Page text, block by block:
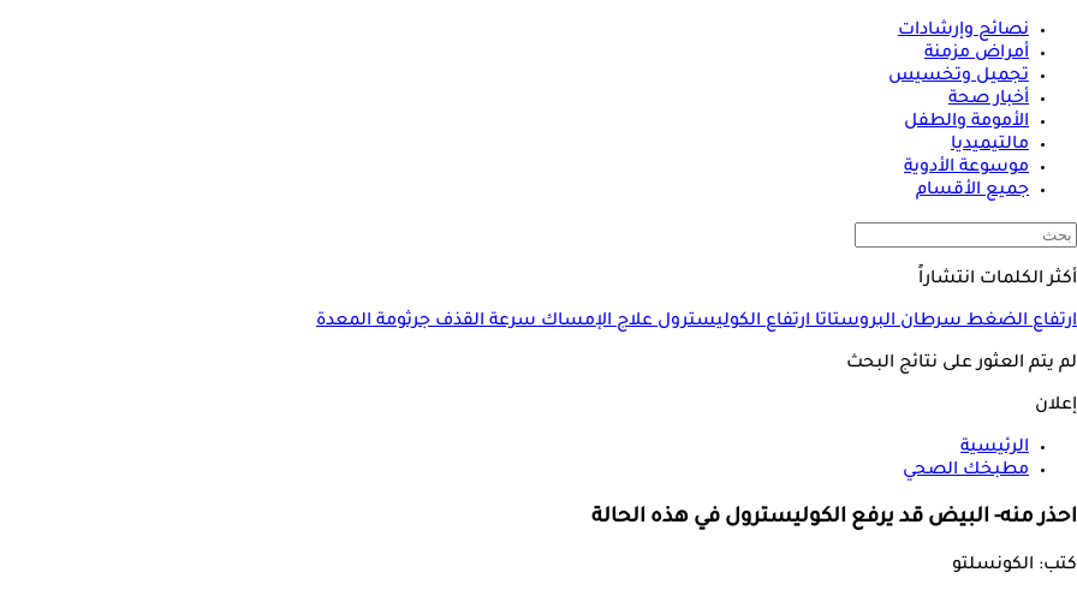
نصائح وإرشادات
أمراض مزمنة
تجميل وتخسيس
أخبار صحة
الأمومة والطفل
مالتيميديا
موسوعة الأدوية
جميع الأقسام
أكثر الكلمات انتشاراً
ارتفاع الضغطسرطان البروستاتاارتفاع الكوليسترولعلاج الإمساكسرعة القذفجرثومة المعدة
لم يتم العثور على نتائج البحث
إعلان
الرئيسية
مطبخك الصحي
احذر منه- البيض قد يرفع الكوليسترول في هذه الحالة
كتب: الكونسلتو